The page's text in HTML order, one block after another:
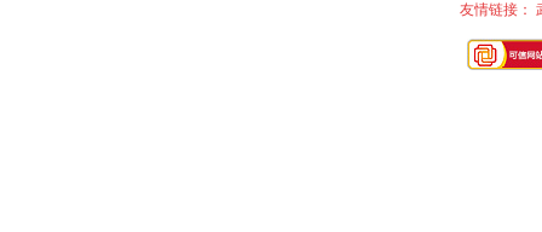
友情链接：